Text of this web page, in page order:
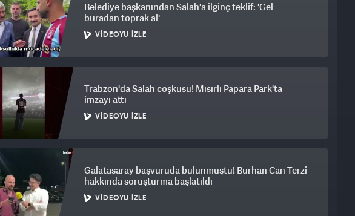
Belediye başkanından Salah'a ilginç teklif: 'Gel
buradan toprak al'
VIDEOYU İZLE
Trabzon'da Salah coşkusu! Mısırlı Papara Park'ta
imzayı attı
VIDEOYU İZLE
Galatasaray başvuruda bulunmuştu! Burhan Can Terzi
hakkında soruşturma başlatıldı
VIDEOYU İZLE